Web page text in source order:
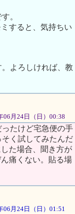
。
すると、気持ちい
よろしければ、教
06月24日（日）00:38
たけど宅急便の手
く試してみたんだ
た場合、聞き方が
痛くない。貼る場
06月24日（日）01:51